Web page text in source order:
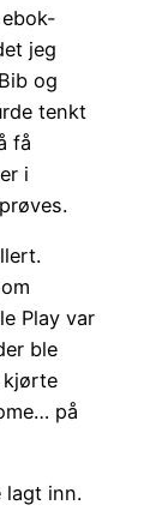
jeg
og
tenkt
få
i
Play var
ble
kjørte
på
lagt inn.